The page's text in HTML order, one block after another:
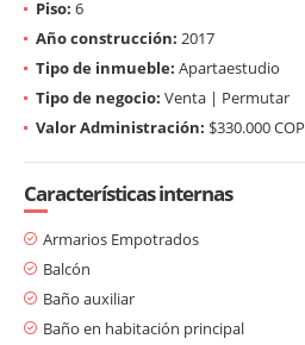
Piso: 6
Año construcción: 2017
Tipo de inmueble: Apartaestudio
Tipo de negocio: Venta | Permutar
Valor Administración: $330.000 COP
Características internas
Armarios Empotrados
Balcón
Baño auxiliar
Baño en habitación principal